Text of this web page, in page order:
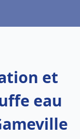
et
eau